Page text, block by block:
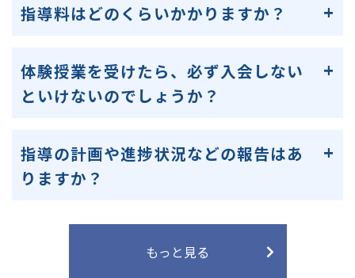
指導料はどのくらいかかりますか？
体験授業を受けたら、必ず入会しない
といけないのでしょうか？
指導の計画や進捗状況などの報告はあ
りますか？
もっと見る